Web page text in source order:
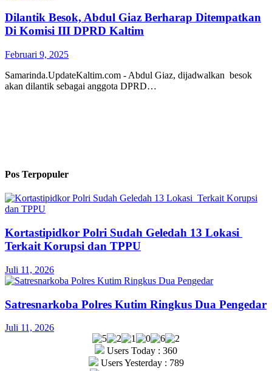
Dilantik Besok, Abdul Giaz Berharap Ditempatkan
Di Komisi III DPRD Kaltim
Februari 9, 2025
Samarinda.UpdateKaltim.com - Abdul Giaz, dijadwalkan besok
akan dilantik sebagai anggota DPRD…
Pos Terpopuler
Kortastipidkor Polri Sudah Geledah 13 Lokasi
Terkait Korupsi dan TPPU
Juli 11, 2026
Satresnarkoba Polres Kutim Ringkus Dua Pengedar
Juli 11, 2026
Users Today : 360
Users Yesterday : 789